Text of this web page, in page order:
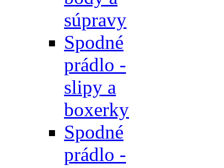
súpravy
Spodné
prádlo -
slipy a
boxerky
Spodné
prádlo -